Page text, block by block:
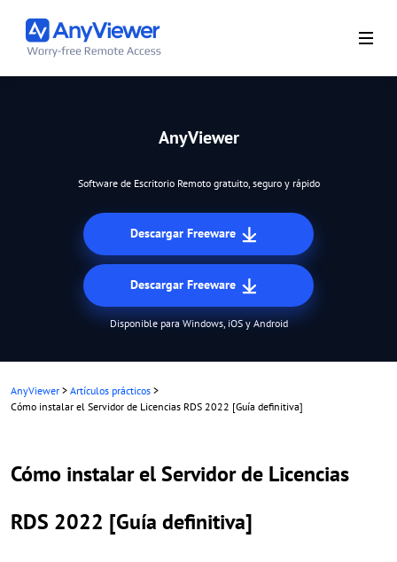
AnyViewer
Software de Escritorio Remoto gratuito, seguro y rápido
Descargar Freeware
Descargar Freeware
Disponible para Windows, iOS y Android
AnyViewer > Artículos prácticos >
Cómo instalar el Servidor de Licencias RDS 2022 [Guía definitiva]
Cómo instalar el Servidor de Licencias
RDS 2022 [Guía definitiva]